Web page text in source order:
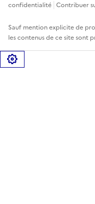
confidentialité Contribuer
Sauf mention explicite de
les contenus de ce site sont
Gérer les cookies